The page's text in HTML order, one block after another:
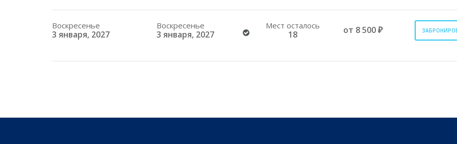
Воскресенье
3 января, 2027
Воскресенье
3 января, 2027
Мест осталось
18 от 8 500 ₽